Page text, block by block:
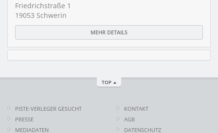
Friedrichstraße 1
19053 Schwerin
MEHR DETAILS
TOP
PISTE-VERLEGER GESUCHT
PRESSE
MEDIADATEN
KONTAKT
AGB
DATENSCHUTZ